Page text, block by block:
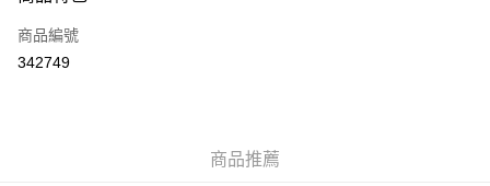
信用卡
Apple Pay
商品編號
342749
商品推薦